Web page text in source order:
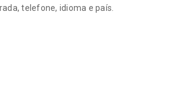
telefone, idioma e país.